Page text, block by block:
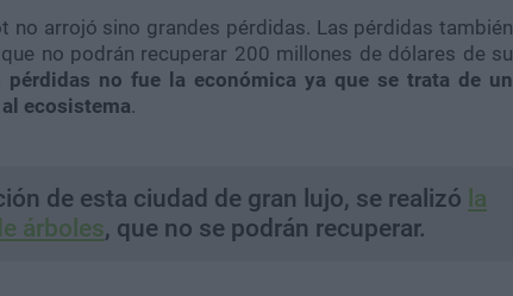
no arrojó sino grandes pérdidas. Las pérdidas también
no podrán recuperar 200 millones de dólares de su
pérdidas no fue la económica ya que se trata de un
ecosistema.
de esta ciudad de gran lujo, se realizó la
árboles, que no se podrán recuperar.